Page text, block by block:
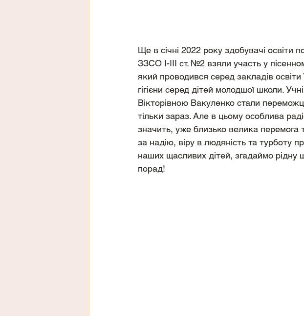
Ще в січні 2022 року здобувачі освіти
ЗЗСО І-ІІІ ст. №2 взяли участь у
який проводився серед закладів
гігієни серед дітей молодшої школи.
Вікторівною Вакуленко стали
тільки зараз. Але в цьому особлива
значить, уже близько велика перемога
за надію, віру в людяність та турботу
наших щасливих дітей, згадаймо рідну
порад!